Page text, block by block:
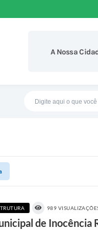
A Nossa
989
de Inocência